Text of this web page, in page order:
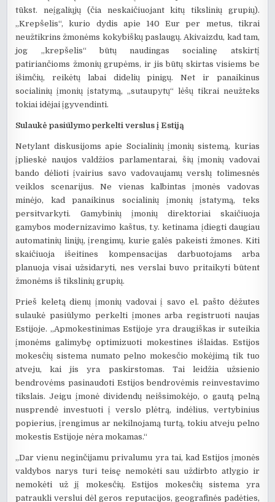
tūkst. neįgaliųjų (čia neskaičiuojant kitų tikslinių grupių).
„Krepšelis“, kurio dydis apie 140 Eur per metus, tikrai
neužtikrins žmonėms kokybiškų paslaugų. Akivaizdu, kad tam,
jog „krepšelis“ būtų naudingas socialinę atskirtį
patiriančioms žmonių grupėms, ir jis būtų skirtas visiems be
išimčių, reikėtų labai didelių pinigų. Net ir panaikinus
socialinių įmonių įstatymą, „sutaupytų“ lėšų tikrai neužteks
tokiai idėjai įgyvendinti.
Sulaukėpasiūlymo perkelti verslus į Estiją
Netylant diskusijoms apie Socialinių įmonių sistemą, kurias
įplieskė naujos valdžios parlamentarai, šių įmonių vadovai
bando dėlioti įvairius savo vadovaujamų verslų tolimesnės
veiklos scenarijus. Ne vienas kalbintas įmonės vadovas
minėjo, kad panaikinus socialinių įmonių įstatymą, teks
persitvarkyti. Gamybinių įmonių direktoriai skaičiuoja
gamybos modernizavimo kaštus, t.y. ketinama įdiegti daugiau
automatinių linijų, įrengimų, kurie galės pakeisti žmones. Kiti
skaičiuoja išeitines kompensacijas darbuotojams arba
planuoja visai užsidaryti, nes verslai buvo pritaikyti būtent
žmonėms iš tikslinių grupių.
Prieš keletą dienų įmonių vadovai į savo el. pašto dėžutes
sulaukė pasiūlymo perkelti įmones arba registruoti naujas
Estijoje. „Apmokestinimas Estijoje yra draugiškas ir suteikia
įmonėms galimybę optimizuoti mokestines išlaidas. Estijos
mokesčių sistema numato pelno mokesčio mokėjimą tik tuo
atveju, kai jis yra paskirstomas. Tai leidžia užsienio
bendrovėms pasinaudoti Estijos bendrovėmis reinvestavimo
tikslais. Jeigu įmonė dividendų neišsimokėjo, o gautą pelną
nusprendė investuoti į verslo plėtrą, indėlius, vertybinius
popierius, įrengimus ar nekilnojamą turtą, tokiu atveju pelno
mokestis Estijoje nėra mokamas.“
„Dar vienu neginčijamu privalumu yra tai, kad Estijos įmonės
valdybos narys turi teisę nemokėti sau uždirbto atlygio ir
nemokėti už jį mokesčių. Estijos mokesčių sistema yra
patraukli verslui dėl geros reputacijos, geografinės padėties,